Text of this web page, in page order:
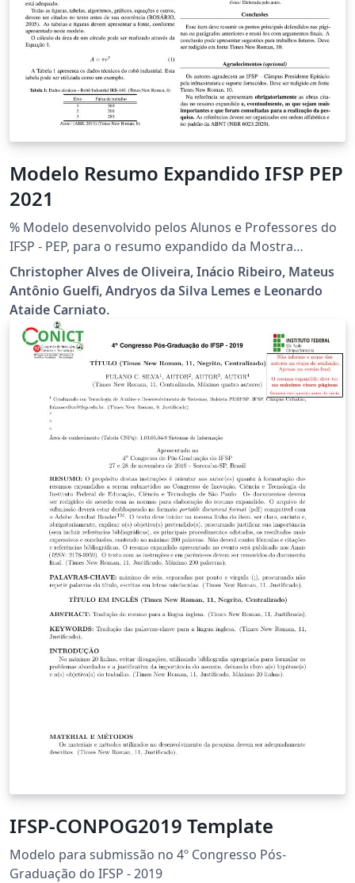
Modelo Resumo Expandido IFSP PEP
2021
% Modelo desenvolvido pelos Alunos e Professores do
IFSP - PEP, para o resumo expandido da Mostra
Científica, Cultural e Tecnológica, edição 2021.
Christopher Alves de Oliveira, Inácio Ribeiro, Mateus
Antônio Guelfi, Andryos da Silva Lemes e Leonardo
Ataide Carniato.
IFSP-CONPOG2019 Template
Modelo para submissão no 4º Congresso Pós-
Graduação do IFSP - 2019